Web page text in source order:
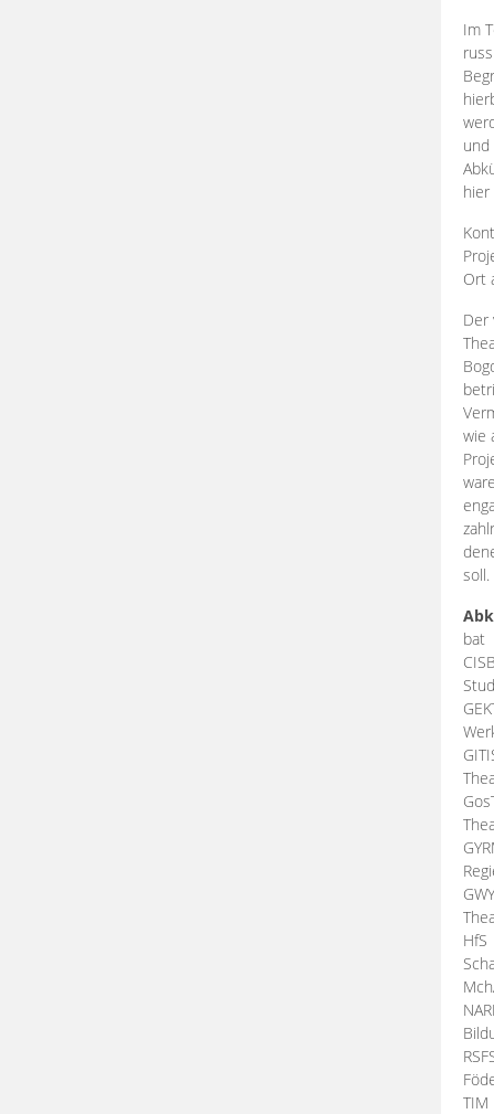
Im
und
Ort
Der
wie
zahlr
soll.
bat
HfS